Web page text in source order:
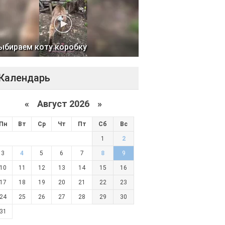
коту коробку
« Август 2026 »
Вт Ср Чт Пт Сб Вс
1 2
3 4 5 6 7 8 9
11 12 13 14 15 16
18 19 20 21 22 23
25 26 27 28 29 30